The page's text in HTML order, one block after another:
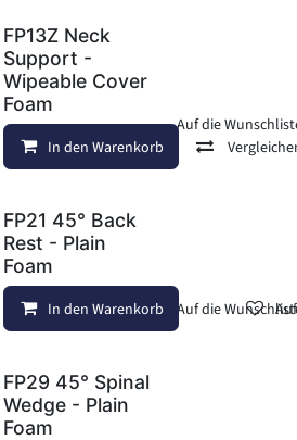
Auf die Wunschliste
Vergleichen Auf die
FP13Z Neck
Support -
Wipeable Cover
Foam
In den Warenkorb
Auf die Wunschliste
Vergleichen Auf die
FP21 45° Back
Rest - Plain
Foam
In den Warenkorb
FP29 45° Spinal
Wedge - Plain
Foam